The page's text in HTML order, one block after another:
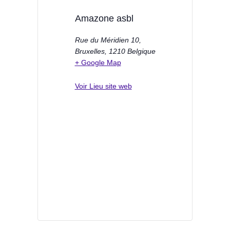
Amazone asbl
Rue du Méridien 10,
Bruxelles, 1210 Belgique
+ Google Map
Voir Lieu site web